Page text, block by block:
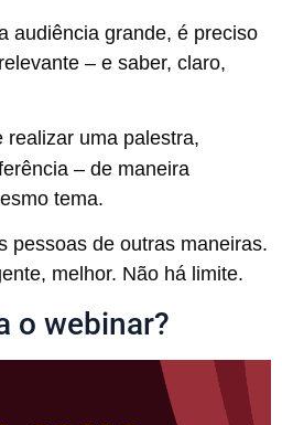
audiência grande, é preciso
– e saber, claro,
realizar uma palestra,
– de maneira
tema.
pessoas de outras maneiras.
melhor. Não há limite.
o webinar?